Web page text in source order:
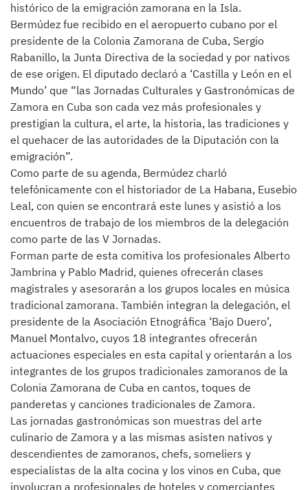
histórico de la emigración zamorana en la Isla.
Bermúdez fue recibido en el aeropuerto cubano por el
presidente de la Colonia Zamorana de Cuba, Sergio
Rabanillo, la Junta Directiva de la sociedad y por nativos
de ese origen. El diputado declaró a ‘Castilla y León en el
Mundo’ que “las Jornadas Culturales y Gastronómicas de
Zamora en Cuba son cada vez más profesionales y
prestigian la cultura, el arte, la historia, las tradiciones y
el quehacer de las autoridades de la Diputación con la
emigración”.
Como parte de su agenda, Bermúdez charló
telefónicamente con el historiador de La Habana, Eusebio
Leal, con quien se encontrará este lunes y asistió a los
encuentros de trabajo de los miembros de la delegación
como parte de las V Jornadas.
Forman parte de esta comitiva los profesionales Alberto
Jambrina y Pablo Madrid, quienes ofrecerán clases
magistrales y asesorarán a los grupos locales en música
tradicional zamorana. También integran la delegación, el
presidente de la Asociación Etnográfica ‘Bajo Duero’,
Manuel Montalvo, cuyos 18 integrantes ofrecerán
actuaciones especiales en esta capital y orientarán a los
integrantes de los grupos tradicionales zamoranos de la
Colonia Zamorana de Cuba en cantos, toques de
panderetas y canciones tradicionales de Zamora.
Las jornadas gastronómicas son muestras del arte
culinario de Zamora y a las mismas asisten nativos y
descendientes de zamoranos, chefs, someliers y
especialistas de la alta cocina y los vinos en Cuba, que
involucran a profesionales de hoteles y comerciantes